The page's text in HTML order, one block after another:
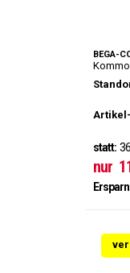
BEGA-
statt:
nur